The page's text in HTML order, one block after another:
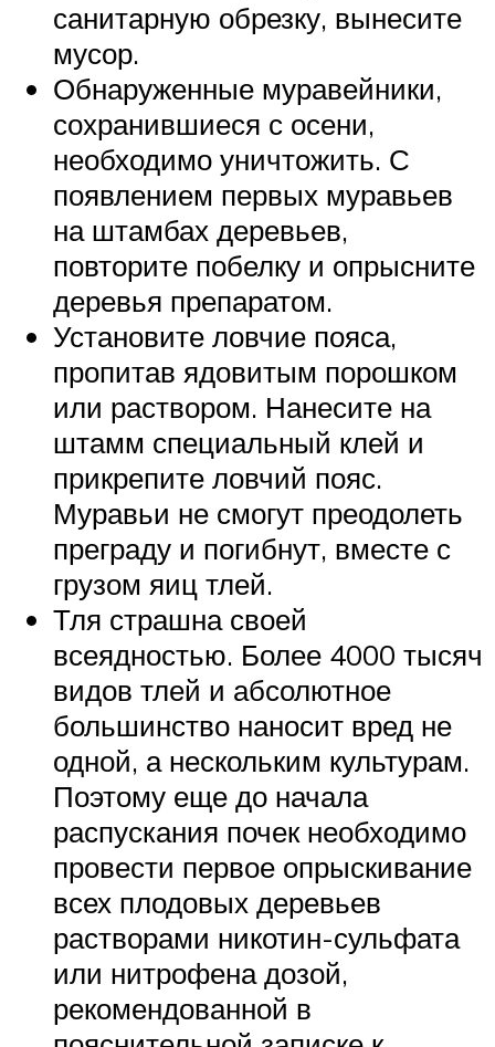
санитарную обрезку, вынесите
мусор.
Обнаруженные муравейники,
сохранившиеся с осени,
необходимо уничтожить. С
появлением первых муравьев
на штамбах деревьев,
повторите побелку и опрысните
деревья препаратом.
Установите ловчие пояса,
пропитав ядовитым порошком
или раствором. Нанесите на
штамм специальный клей и
прикрепите ловчий пояс.
Муравьи не смогут преодолеть
преграду и погибнут, вместе с
грузом яиц тлей.
Тля страшна своей
всеядностью. Более 4000 тысяч
видов тлей и абсолютное
большинство наносит вред не
одной, а нескольким культурам.
Поэтому еще до начала
распускания почек необходимо
провести первое опрыскивание
всех плодовых деревьев
растворами никотин-сульфата
или нитрофена дозой,
рекомендованной в